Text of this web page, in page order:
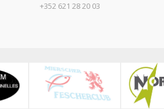
+352 621 28 20 03